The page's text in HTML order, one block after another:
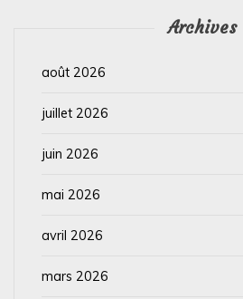
Archives
août 2026
juillet 2026
juin 2026
mai 2026
avril 2026
mars 2026